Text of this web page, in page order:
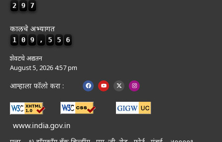
2 9 7
कालचे अभ्यागत
1 0 9 , 5 5 6
शेवटचे अद्यतन
August 5, 2026 4:57 pm
आम्हाला फॉलो करा :
www.india.gov.in